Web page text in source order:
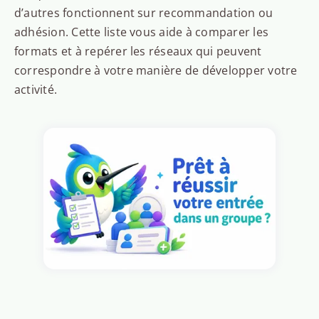
d’autres fonctionnent sur recommandation ou
adhésion. Cette liste vous aide à comparer les
formats et à repérer les réseaux qui peuvent
correspondre à votre manière de développer votre
activité.